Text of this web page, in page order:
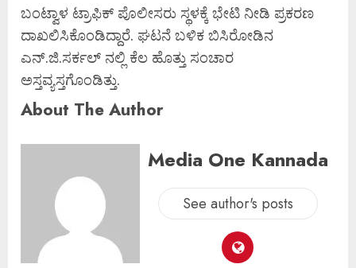
ಬಂಟ್ವಾಳ ಟ್ರಾಫಿಕ್ ಪೊಲೀಸರು ಸ್ಥಳಕ್ಕೆ ಭೇಟಿ ನೀಡಿ ಪ್ರಕರಣ
ದಾಖಲಿಸಿಕೊಂಡಿದ್ದಾರೆ. ಘಟನೆ ಬಳಿಕ ಬಿಸಿರೋಡಿನ
ಎನ್.ಜಿ.ಸರ್ಕಲ್ ನಲ್ಲಿ ಕೆಲ ಹೊತ್ತು ಸಂಚಾರ
ಅಸ್ತವ್ಯಸ್ತಗೊಂಡಿತ್ತು.
About The Author
Media One Kannada
See author's posts